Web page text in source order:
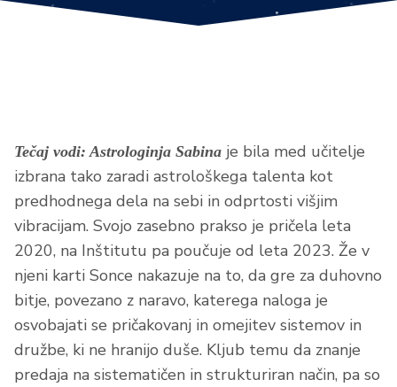
Tečaj vodi: Astrologinja Sabina je bila med učitelje
izbrana tako zaradi astrološkega talenta kot
predhodnega dela na sebi in odprtosti višjim
vibracijam. Svojo zasebno prakso je pričela leta
2020, na Inštitutu pa poučuje od leta 2023. Že v
njeni karti Sonce nakazuje na to, da gre za duhovno
bitje, povezano z naravo, katerega naloga je
osvobajati se pričakovanj in omejitev sistemov in
družbe, ki ne hranijo duše. Kljub temu da znanje
predaja na sistematičen in strukturiran način, pa so